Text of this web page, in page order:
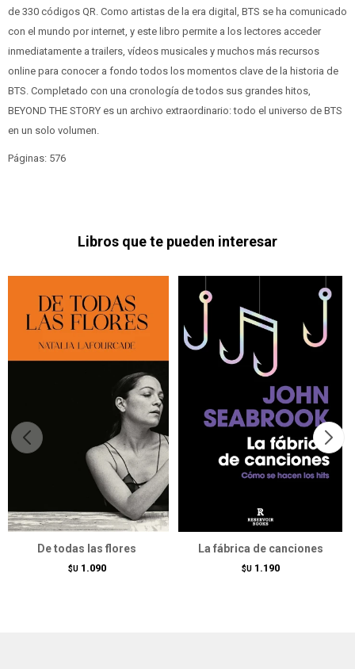
de 330 códigos QR. Como artistas de la era digital, BTS se ha comunicado
con el mundo por internet, y este libro permite a los lectores acceder
inmediatamente a trailers, vídeos musicales y muchos más recursos
online para conocer a fondo todos los momentos clave de la historia de
BTS. Completado con una cronología de todos sus grandes hitos,
BEYOND THE STORY es un archivo extraordinario: todo el universo de BTS
en un solo volumen.
Páginas: 576
Libros que te pueden interesar
De todas las flores
$U 1.090
La fábrica de canciones
$U 1.190